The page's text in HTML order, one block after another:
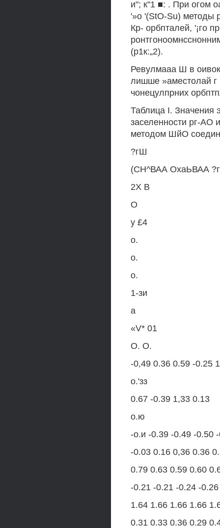
и"; к"1 ■: . При огом
'»о '(StO-Su) методы
Кр- орбпталей, '¡го
(р1к:„2).
Ревулмааа Ш в
лишше »аместолай г
чонецулпрних
Таблица I. Значения
заселенности рг-АО
методом ШйО
?гШ
(СН^ВАА ОхаЬВАА
2Х В
О
у £4
о.
о.
о.
1-зи
а
«V* 01
О. О.
-0,49 0.36 0.59 -0.25
о.'зз
0.67 -0.39 1,33 0.13
о.ю
-о.и -0.39 -0.49 -0.50
-0.03 0.16 0,36 0.36
0.79 0.63 0.59 0.60
-0.21 -0.21 -0.24 -
1.64 1.66 1.66 1.66
0.31 0.33 0.36 0.29